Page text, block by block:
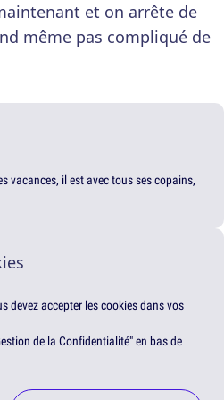
et on arrête de
même pas compliqué de
vacances, il est avec tous ses copains,
devez accepter les cookies dans vos
de la Confidentialité" en bas de